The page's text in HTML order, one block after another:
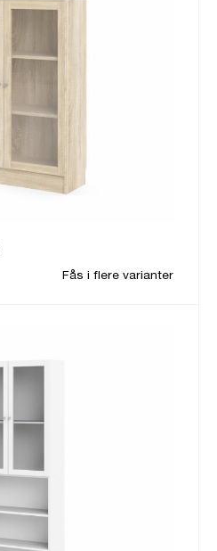
Fås i flere varianter